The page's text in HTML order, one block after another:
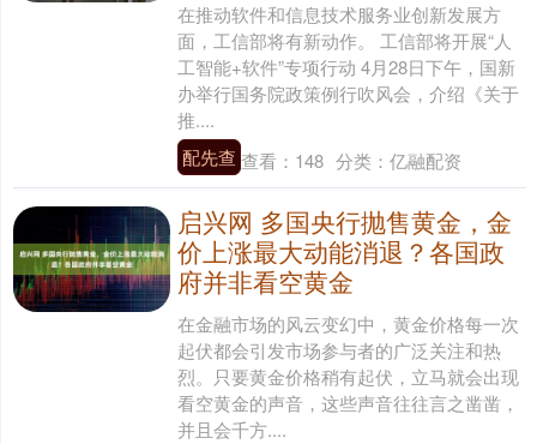
在推动软件和信息技术服务业创新发展方
面，工信部将有新动作。 工信部将开展“人
工智能+软件”专项行动 4月28日下午，国新
办举行国务院政策例行吹风会，介绍《关于
推....
配先查 查看： 148 分类： 亿融配资
启兴网 多国央行抛售黄金，金
价上涨最大动能消退？各国政
府并非看空黄金
在金融市场的风云变幻中，黄金价格每一次
起伏都会引发市场参与者的广泛关注和热
烈。只要黄金价格稍有起伏，立马就会出现
看空黄金的声音，这些声音往往言之凿凿，
并且会千方....